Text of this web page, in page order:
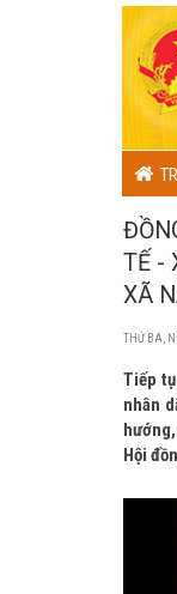
TẾ -
XÃ
THỨ BA,
Tiếp
nhân
Hội